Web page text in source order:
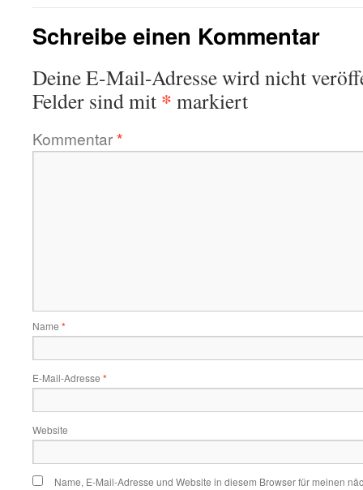
Schreibe einen Kommentar
Deine E-Mail-Adresse wird nicht
Felder sind mit * markiert
Kommentar*
Name *
E-Mail-Adresse *
Website
Name, E-Mail-Adresse und Website in diesem Browser für meinen